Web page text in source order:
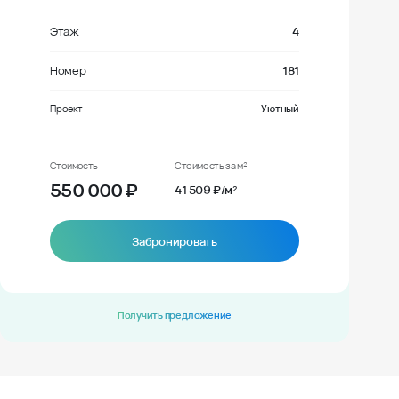
Этаж 4
Номер 181
Проект Уютный
Стоимость
550 000₽
Стоимость за м²
41 509 ₽/м²
Забронировать
Получить предложение